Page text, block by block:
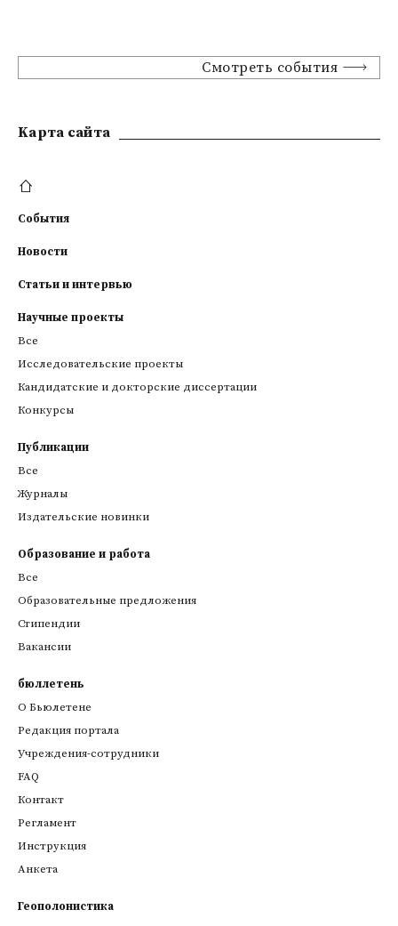
Смотреть события
Kарта сайта
События
Новости
Статьи и интервью
Научные проекты
Все
Исследовательские проекты
Кандидатские и докторские диссертации
Конкурсы
Публикации
Все
Журналы
Издательские новинки
Образование и работа
Все
Образовательные предложения
Стипендии
Вакансии
бюллетень
О Бьюлетене
Редакция портала
Учреждения-сотрудники
FAQ
Контакт
Регламент
Инструкция
Анкета
Геополонистика